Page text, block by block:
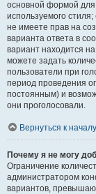
основной формой
используемого
не имеете прав на
варианта ответа в
вариант находится
можете задать
пользователи при
период проведения
постоянным) и
они проголосовали.
Вернуться к началу
Почему я не могу
Ограничение
администратором
вариантов,